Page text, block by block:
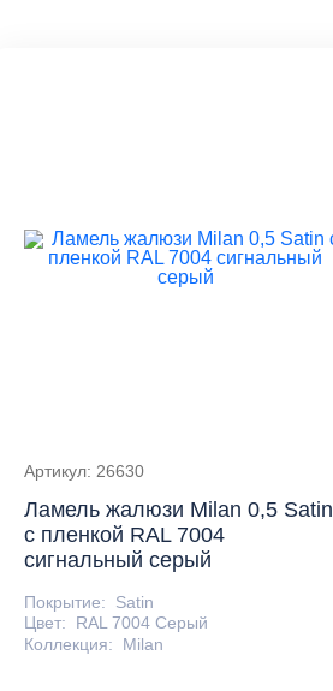
Артикул: 26630
Ламель жалюзи Milan 0,5 Satin
с пленкой RAL 7004
сигнальный серый
Покрытие:
Satin
Цвет:
RAL 7004 Серый
Коллекция:
Milan